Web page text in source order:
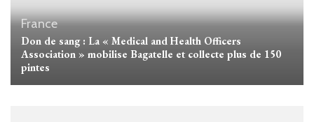
France
Don de sang : La « Medical and Health Officers
Association » mobilise Bagatelle et collecte plus de 150
pintes